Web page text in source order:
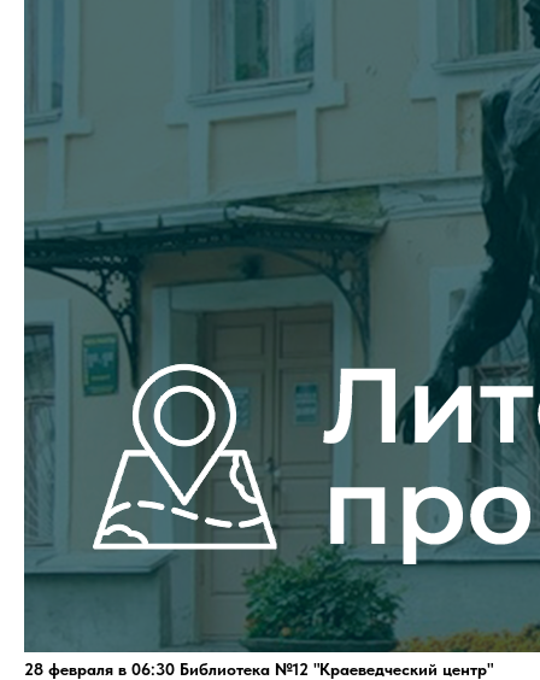
28 февраля в 06:30 Библиотека №12 "Краеведческий центр"